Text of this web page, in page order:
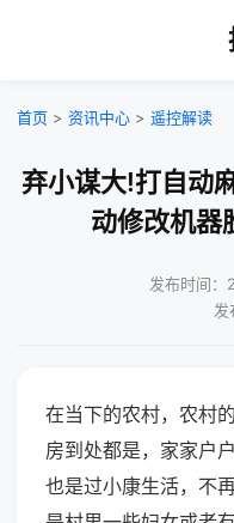
首页 > 资讯中心 > 遥控解读
弃小谋大!打自动
动修改机器
发布时间
发
在当下的农村，农村
房到处都是，家家户
也是过小康生活，不